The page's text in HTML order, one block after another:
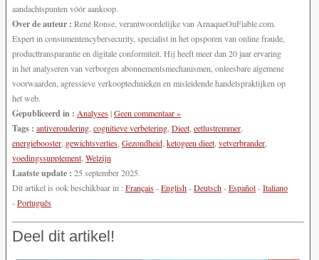
aandachtspunten vóór aankoop.
Over de auteur : René Ronse, verantwoordelijke van ArnaqueOuFiable.com.
Expert in consumentencybersecurity, specialist in het opsporen van online fraude,
producttransparantie en digitale conformiteit. Hij heeft meer dan 20 jaar ervaring
in het analyseren van verborgen abonnementsmechanismen, onleesbare algemene
voorwaarden, agressieve verkooptechnieken en misleidende handelspraktijken op
het web.
Gepubliceerd in : Analyses|Geen commentaar »
Tags : antiveroudering cognitieve verbetering Dieet eetlustremmer
energiebooster gewichtsverlies Gezondheid ketogeen dieet vetverbrander
voedingssupplement Welzijn
Laatste update : 25 september 2025.
Dit artikel is ook beschikbaar in :Français-English-Deutsch-Español-Italiano
-Português
Deel dit artikel!